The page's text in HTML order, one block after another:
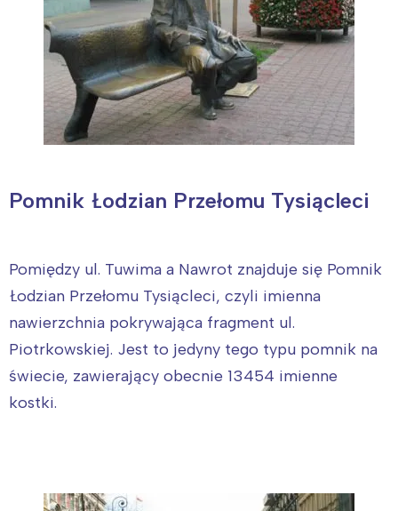
Pomnik Łodzian Przełomu Tysiącleci
Pomiędzy ul. Tuwima a Nawrot znajduje się Pomnik
Łodzian Przełomu Tysiącleci, czyli imienna
nawierzchnia pokrywająca fragment ul.
Piotrkowskiej. Jest to jedyny tego typu pomnik na
świecie, zawierający obecnie 13454 imienne
kostki.